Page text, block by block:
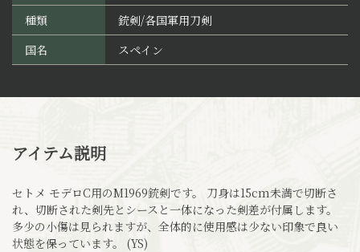
種類
銃剣/各国軍用刀剣
国名
スペイン
アイテム説明
セトメ モデロC用のM1969銃剣です。 刀身は15cm未満で切断さ
れ、切断された剣先とシースと一体になった剣差が付属します。
多少の小傷は見られますが、全体的に使用感は少ない印象で良い
状態を保っています。 (YS)